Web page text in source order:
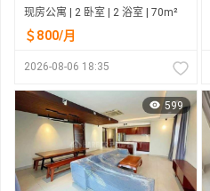
现房公寓 | 2 卧室 | 2 浴室 | 70m²
＄800/月
2026-08-06 18:35
599